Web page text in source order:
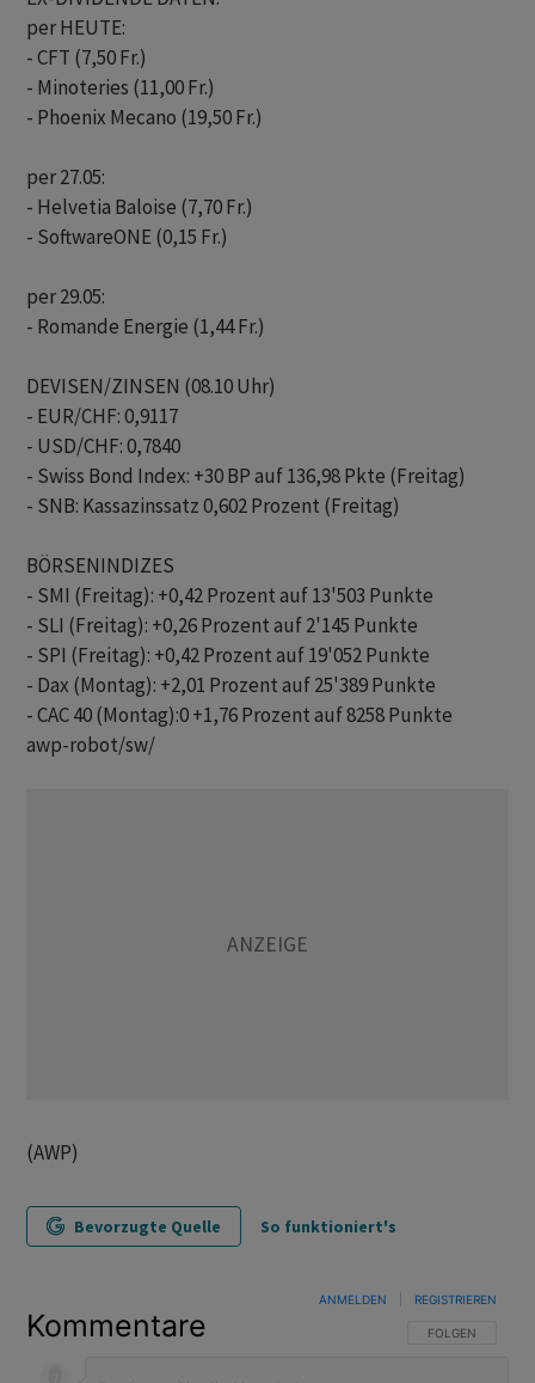
per HEUTE:
- CFT (7,50 Fr.)
- Minoteries (11,00 Fr.)
- Phoenix Mecano (19,50 Fr.)
per 27.05:
- Helvetia Baloise (7,70 Fr.)
- SoftwareONE (0,15 Fr.)
per 29.05:
- Romande Energie (1,44 Fr.)
DEVISEN/ZINSEN (08.10 Uhr)
- EUR/CHF: 0,9117
- USD/CHF: 0,7840
- Swiss Bond Index: +30 BP auf 136,98 Pkte (Freitag)
- SNB: Kassazinssatz 0,602 Prozent (Freitag)
BÖRSENINDIZES
- SMI (Freitag): +0,42 Prozent auf 13'503 Punkte
- SLI (Freitag): +0,26 Prozent auf 2'145 Punkte
- SPI (Freitag): +0,42 Prozent auf 19'052 Punkte
- Dax (Montag): +2,01 Prozent auf 25'389 Punkte
awp-robot/sw/
(AWP)
Bevorzugte Quelle So funktioniert's
Kommentare FOLGE DIESER
FOLGEN
ANMELDEN REGISTRIEREN